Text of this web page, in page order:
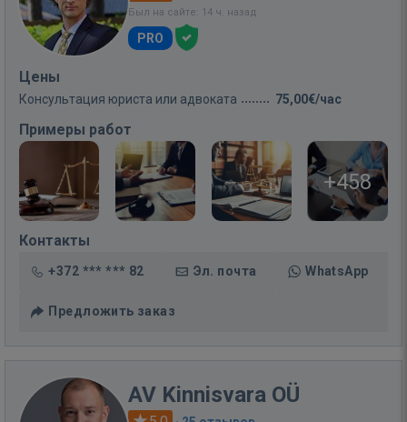
Был на сайте: 14 ч. назад
PRO
Цены
Консультация юриста или адвоката 75,00€/час
Примеры работ
+458
Контакты
+372 *** *** 82 Эл. почта WhatsApp
Предложить заказ
AV Kinnisvara OÜ